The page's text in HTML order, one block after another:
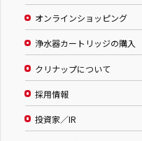
オンラインショッピング
浄水器カートリッジの購入
クリナップについて
採用情報
投資家／IR